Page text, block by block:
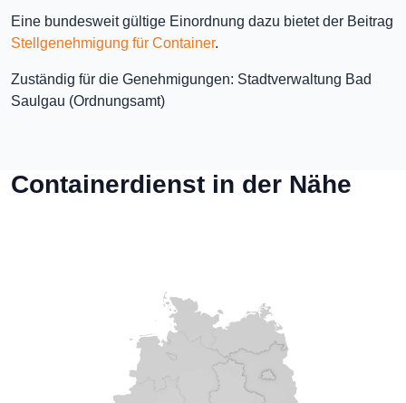
Eine bundesweit gültige Einordnung dazu bietet der Beitrag
Stellgenehmigung für Container.
Zuständig für die Genehmigungen: Stadtverwaltung Bad
Saulgau (Ordnungsamt)
Containerdienst in der Nähe